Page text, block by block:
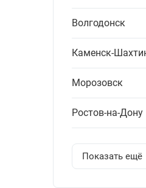
Волгодонск
Каменск-
Морозовск
Ростов-на-Дону
Показать ещё